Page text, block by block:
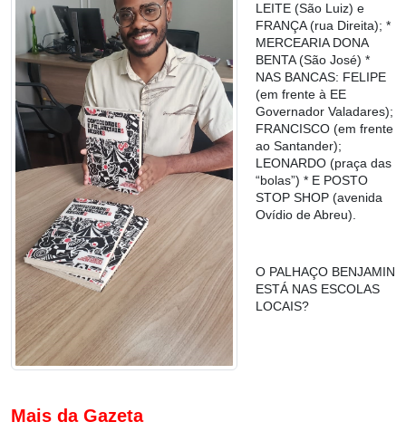
LEITE (São Luiz) e
FRANÇA (rua Direita); *
MERCEARIA DONA
BENTA (São José) *
NAS BANCAS: FELIPE
(em frente à EE
Governador Valadares);
FRANCISCO (em frente
ao Santander);
LEONARDO (praça das
“bolas”) * E POSTO
STOP SHOP (avenida
Ovídio de Abreu).
O PALHAÇO BENJAMIN
ESTÁ NAS ESCOLAS
LOCAIS?
Mais da Gazeta